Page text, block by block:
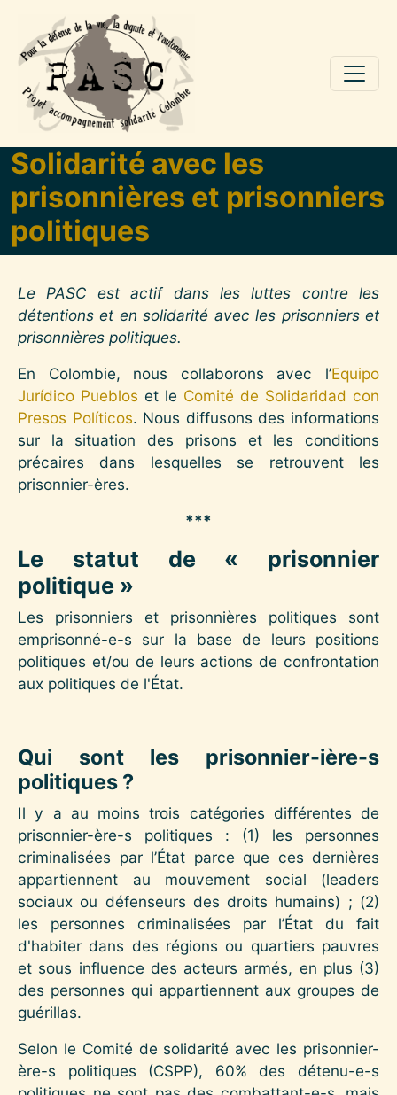
Aller au contenu principal
Solidarité avec les
prisonnières et prisonniers
politiques
Le PASC est actif dans les luttes contre les
détentions et en solidarité avec les prisonniers et
prisonnières politiques.
En Colombie, nous collaborons avec l’Equipo
Jurídico Pueblos et le Comité de Solidaridad con
Presos Políticos. Nous diffusons des informations
sur la situation des prisons et les conditions
précaires dans lesquelles se retrouvent les
prisonnier-ères.
***
Le statut de « prisonnier
politique »
Les prisonniers et prisonnières politiques sont
emprisonné-e-s sur la base de leurs positions
politiques et/ou de leurs actions de confrontation
aux politiques de l'État.
Qui sont les prisonnier-ière-s
politiques ?
Il y a au moins trois catégories différentes de
prisonnier-ère-s politiques : (1) les personnes
criminalisées par l’État parce que ces dernières
appartiennent au mouvement social (leaders
sociaux ou défenseurs des droits humains) ; (2)
les personnes criminalisées par l’État du fait
d'habiter dans des régions ou quartiers pauvres
et sous influence des acteurs armés, en plus (3)
des personnes qui appartiennent aux groupes de
guérillas.
Selon le Comité de solidarité avec les prisonnier-
ère-s politiques (CSPP), 60% des détenu-e-s